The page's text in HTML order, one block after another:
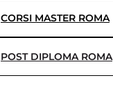
CORSI MASTER ROMA
POST DIPLOMA ROMA